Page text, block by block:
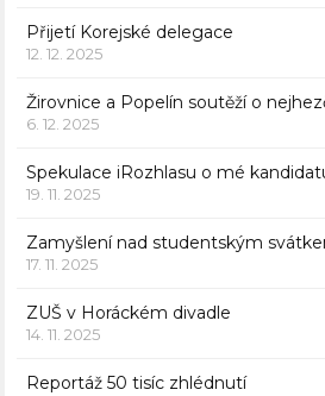
Přijetí Korejské delegace
12. 12. 2025
Žirovnice a Popelín soutěží o
6. 12. 2025
Spekulace iRozhlasu o mé
19. 11. 2025
Zamyšlení nad studentským
17. 11. 2025
ZUŠ v Horáckém divadle
14. 11. 2025
Reportáž 50 tisíc zhlédnutí